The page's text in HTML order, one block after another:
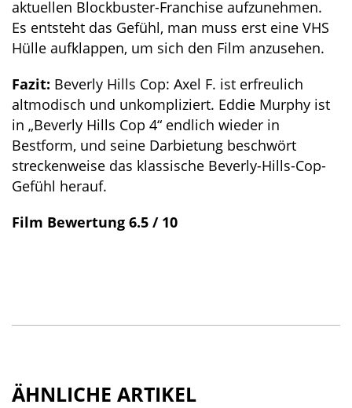
aktuellen Blockbuster-Franchise aufzunehmen.
Es entsteht das Gefühl, man muss erst eine VHS
Hülle aufklappen, um sich den Film anzusehen.
Fazit: Beverly Hills Cop: Axel F. ist erfreulich
altmodisch und unkompliziert. Eddie Murphy ist
in „Beverly Hills Cop 4“ endlich wieder in
Bestform, und seine Darbietung beschwört
streckenweise das klassische Beverly-Hills-Cop-
Gefühl herauf.
Film Bewertung 6.5 / 10
ÄHNLICHE ARTIKEL